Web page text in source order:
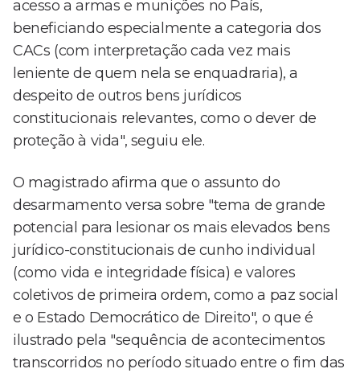
acesso a armas e munições no País,
beneficiando especialmente a categoria dos
CACs (com interpretação cada vez mais
leniente de quem nela se enquadraria), a
despeito de outros bens jurídicos
constitucionais relevantes, como o dever de
proteção à vida", seguiu ele.
O magistrado afirma que o assunto do
desarmamento versa sobre "tema de grande
potencial para lesionar os mais elevados bens
jurídico-constitucionais de cunho individual
(como vida e integridade física) e valores
coletivos de primeira ordem, como a paz social
e o Estado Democrático de Direito", o que é
ilustrado pela "sequência de acontecimentos
transcorridos no período situado entre o fim das